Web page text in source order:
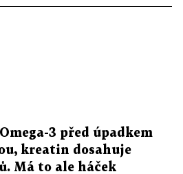
3 před úpadkem
kreatin dosahuje
Má to ale háček